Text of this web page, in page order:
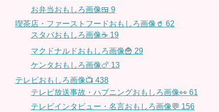
お弁当おもしろ画像🍱 9
喫茶店・ファーストフードおもしろ画像🥤 62
スタバおもしろ画像☕️ 19
マクドナルドおもしろ画像🍟 29
ケンタおもしろ画像🍗 13
テレビおもしろ画像📺 438
テレビ放送事故・ハプニングおもしろ画像👀 61
テレビインタビュー・名言おもしろ画像💬 156